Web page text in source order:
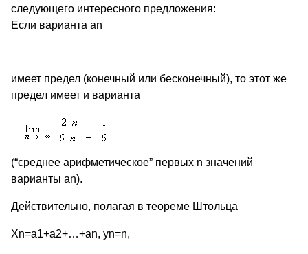
следующего интересного предложения:
Если варианта an
имеет предел (конечный или бесконечный), то этот же
предел имеет и варианта
(“среднее арифметическое” первых n значений
варианты аn).
Действительно, полагая в теореме Штольца
Xn=a1+a2+…+an, yn=n,